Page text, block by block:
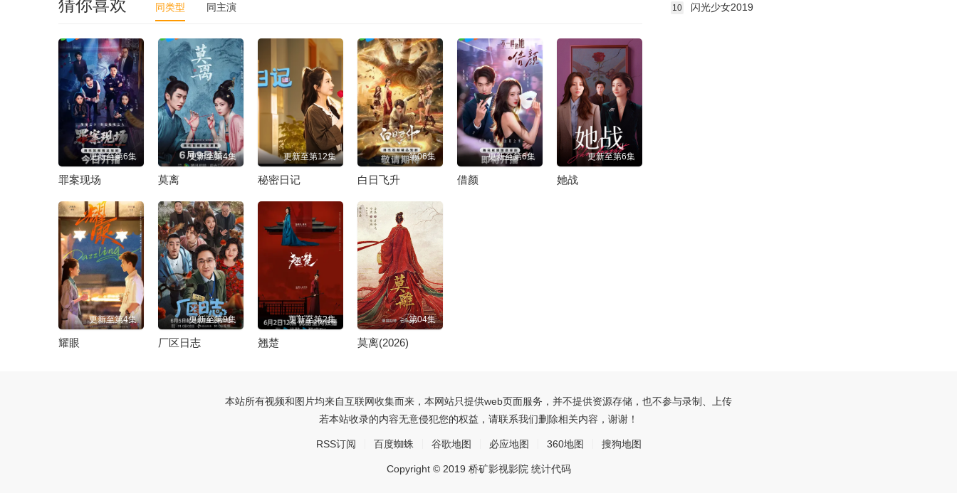
猜你喜欢 同类型 同主演
更新至第6集
罪案现场
更新至第4集
莫离
更新至第12集
秘密日记
第06集
白日飞升
更新至第6集
借颜
更新至第6集
她战
更新至第4集
耀眼
更新至第9集
厂区日志
更新至第2集
翘楚
第04集
莫离(2026)
10 闪光少女2019
本站所有视频和图片均来自互联网收集而来，本网站只提供web页面服务，并不提供资源存储，也不参与录制、上传
若本站收录的内容无意侵犯您的权益，请联系我们删除相关内容，谢谢！
RSS订阅 百度蜘蛛 谷歌地图 必应地图 360地图 搜狗地图
Copyright © 2019 桥矿影视影院 统计代码